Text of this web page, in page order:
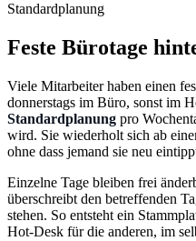
Standardplanung
Feste Bürotage
Viele Mitarbeiter haben einen
donnerstags im Büro, sonst im
Standardplanung pro
wird. Sie wiederholt sich ab
ohne dass jemand sie neu
Einzelne Tage bleiben frei
überschreibt den betreffenden
stehen. So entsteht ein
Hot-Desk für die anderen, im